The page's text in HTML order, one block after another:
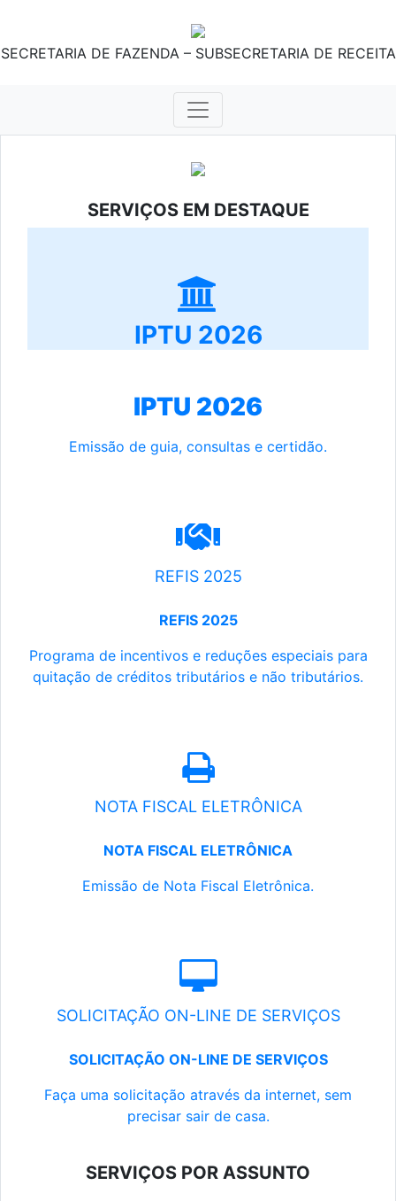
SECRETARIA DE FAZENDA – SUBSECRETARIA DE RECEITA
SERVIÇOS EM DESTAQUE
IPTU 2026
IPTU 2026
Emissão de guia, consultas e certidão.
REFIS 2025
REFIS 2025
Programa de incentivos e reduções especiais para
quitação de créditos tributários e não tributários.
NOTA FISCAL ELETRÔNICA
NOTA FISCAL ELETRÔNICA
Emissão de Nota Fiscal Eletrônica.
SOLICITAÇÃO ON-LINE DE SERVIÇOS
SOLICITAÇÃO ON-LINE DE SERVIÇOS
Faça uma solicitação através da internet, sem
precisar sair de casa.
SERVIÇOS POR ASSUNTO